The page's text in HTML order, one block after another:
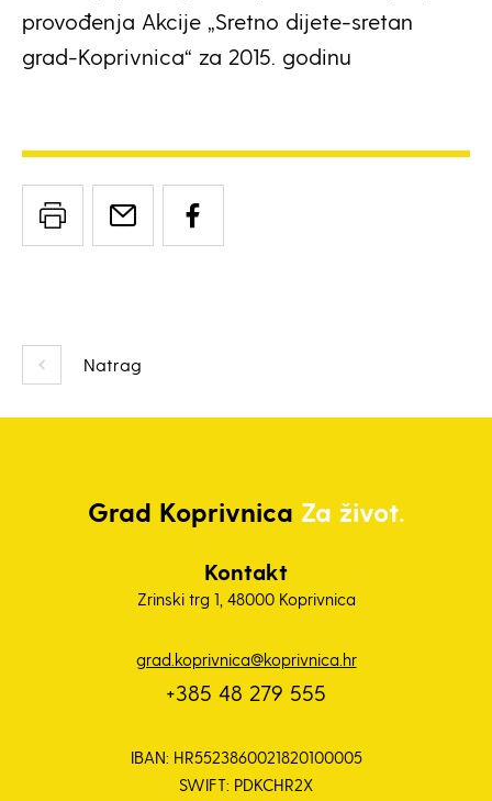
Natrag
provođenja Akcije „Sretno dijete-sretan
grad-Koprivnica“ za 2015. godinu
Grad Koprivnica Za život.
Kontakt
Zrinski trg 1, 48000 Koprivnica
grad.koprivnica@koprivnica.hr
+385 48 279 555
IBAN: HR5523860021820100005
SWIFT: PDKCHR2X